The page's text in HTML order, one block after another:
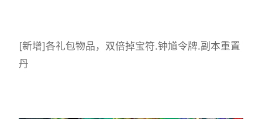
[新增]各礼包物品，双倍掉宝符.钟馗令牌.副本重置
丹